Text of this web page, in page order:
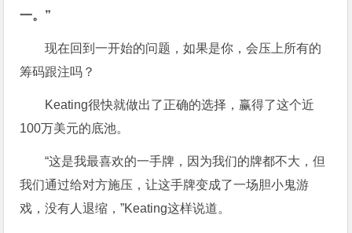
一。”
现在回到一开始的问题，如果是你，会压上所有的
筹码跟注吗？
Keating很快就做出了正确的选择，赢得了这个近
100万美元的底池。
“这是我最喜欢的一手牌，因为我们的牌都不大，但
我们通过给对方施压，让这手牌变成了一场胆小鬼游
戏，没有人退缩，”Keating这样说道。